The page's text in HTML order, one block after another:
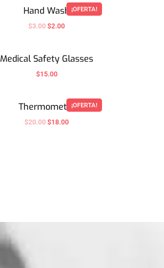
¡OFERTA!
Hand Wash
$3.00 $2.00
Medical Safety Glasses
$15.00
¡OFERTA!
Thermometer
$20.00 $18.00